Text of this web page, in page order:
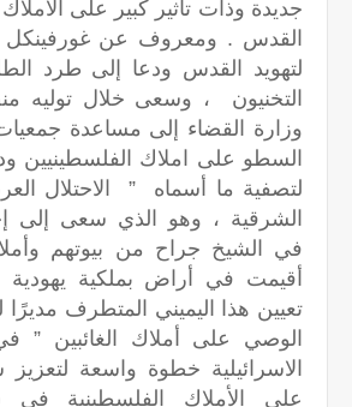
جديدة وذات تأثير كبير على
القدس . ومعروف عن غورفينكل
لتهويد القدس ودعا إلى طرد
التخنيون ، وسعى خلال
وزارة القضاء إلى مساعدة
السطو على املاك الفلسطينيين
لتصفية ما أسماه ” الاحتلال
الشرقية ، وهو الذي سعى إلى
في الشيخ جراح من بيوتهم
أقيمت في أراض بملكية يهودية
تعيين هذا اليميني المتطرف
الوصي على أملاك الغائبين ”
الاسرائيلية خطوة واسعة لتعزيز
على الأملاك الفلسطينية